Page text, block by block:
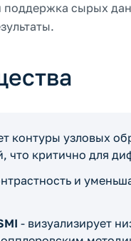
сырых
контуры узловых
что критично для
и
- визуализирует